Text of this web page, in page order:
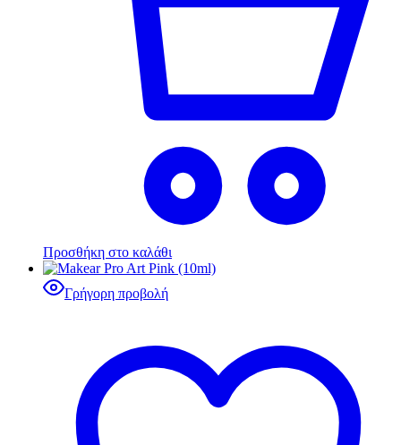
Προσθήκη στο καλάθι
Γρήγορη προβολή